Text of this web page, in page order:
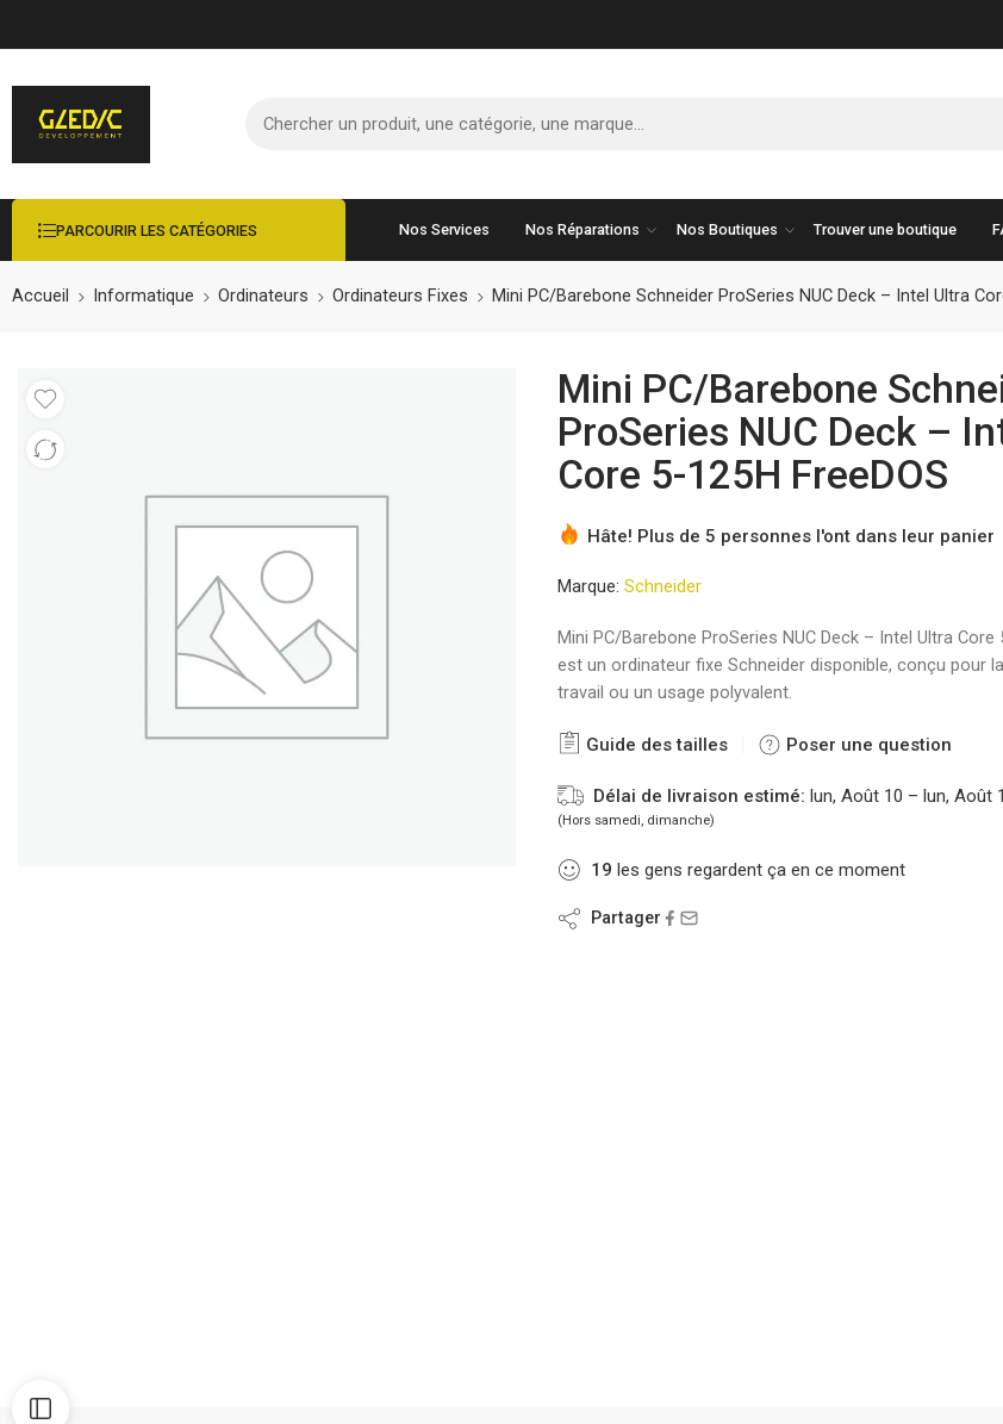
PARCOURIR LES CATÉGORIES Nos Services Nos Réparations Nos Boutiques Trouver une boutique
Accueil Informatique Ordinateurs Ordinateurs Fixes Mini PC/Barebone Schneider ProSeries NUC Deck – Intel Ultra
Mini PC/Barebone
ProSeries NUC Deck –
Core 5-125H FreeDOS
Hâte! Plus de 5 personnes l'ont dans leur panier
Marque: Schneider
Mini PC/Barebone ProSeries NUC Deck – Intel Ultra Core
est un ordinateur fixe Schneider disponible, conçu pour
travail ou un usage polyvalent.
Guide des tailles Poser une question
Délai de livraison estimé: lun, Août 10 – lun, Août
(Hors samedi, dimanche)
19 les gens regardent ça en ce moment
Partager